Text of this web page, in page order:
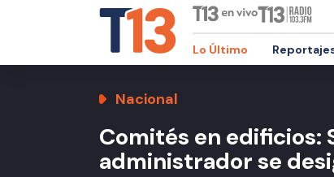
Lo Último
Nacional
Comités en edificios:
administrador se